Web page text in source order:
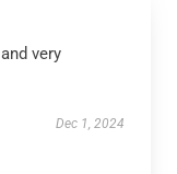
very
Dec 1, 2024